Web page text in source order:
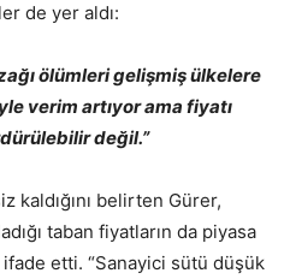
de yer aldı:
ölümleri gelişmiş ülkelere
verim artıyor ama fiyatı
değil.”
kaldığını belirten Gürer,
taban fiyatların da piyasa
ifade etti. “Sanayici sütü düşük